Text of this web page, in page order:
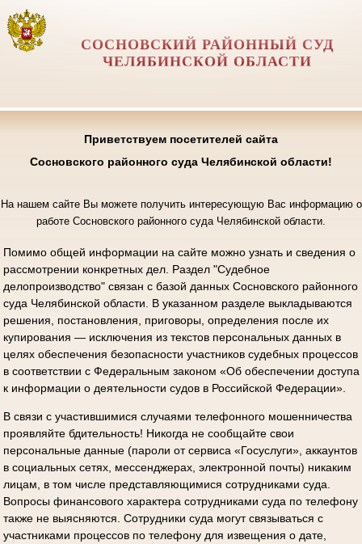
СОСНОВСКИЙ РАЙОННЫЙ СУД
ЧЕЛЯБИНСКОЙ ОБЛАСТИ
Приветствуем посетителей сайта
Сосновского районного суда Челябинской области!
На нашем сайте Вы можете получить интересующую Вас информацию о
работе Сосновского районного суда Челябинской области.
Помимо общей информации на сайте можно узнать и сведения о
рассмотрении конкретных дел. Раздел "Судебное
делопроизводство" связан с базой данных Сосновского районного
суда Челябинской области. В указанном разделе выкладываются
решения, постановления, приговоры, определения после их
купирования — исключения из текстов персональных данных в
целях обеспечения безопасности участников судебных процессов
в соответствии с Федеральным законом «Об обеспечении доступа
к информации о деятельности судов в Российской Федерации».
В связи с участившимися случаями телефонного мошенничества
проявляйте бдительность! Никогда не сообщайте свои
персональные данные (пароли от сервиса «Госуслуги», аккаунтов
в социальных сетях, мессенджерах, электронной почты) никаким
лицам, в том числе представляющимися сотрудниками суда.
Вопросы финансового характера сотрудниками суда по телефону
также не выясняются. Сотрудники суда могут связываться с
участниками процессов по телефону для извещения о дате,